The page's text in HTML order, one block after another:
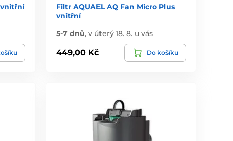
vnitřní
Filtr AQUAEL AQ Fan Micro Plus
vnitřní
5-7 dnů,v úterý 18. 8. u vás
449,00 Kč Do košíku